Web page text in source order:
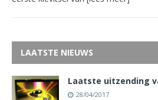
LAATSTE NIEUWS
Laatste uitzending
28/04/2017